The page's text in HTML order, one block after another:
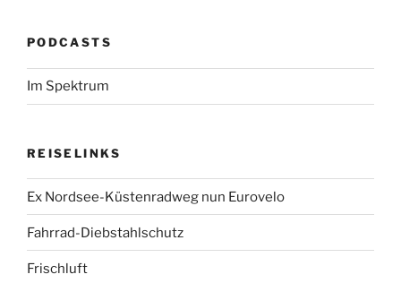
PODCASTS
Im Spektrum
REISELINKS
Ex Nordsee-Küstenradweg nun Eurovelo
Fahrrad-Diebstahlschutz
Frischluft